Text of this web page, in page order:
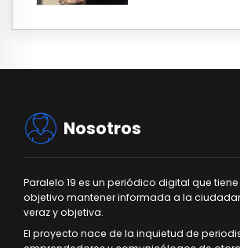
Nosotros
Paralelo 19 es un periódico digital que
objetivo mantener informada a la
veraz y objetiva.
El proyecto nace de la inquietud de